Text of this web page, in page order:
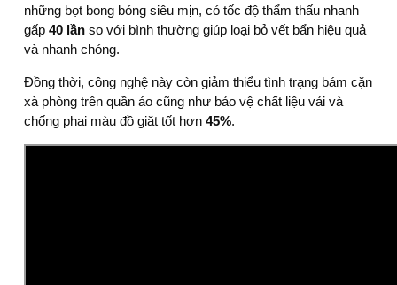
những bọt bong bóng siêu mịn, có tốc độ thẩm thấu nhanh
gấp 40 lần so với bình thường giúp loại bỏ vết bẩn hiệu quả
và nhanh chóng.
Đồng thời, công nghệ này còn giảm thiểu tình trạng bám cặn
xà phòng trên quần áo cũng như bảo vệ chất liệu vải và
chống phai màu đồ giặt tốt hơn 45%.